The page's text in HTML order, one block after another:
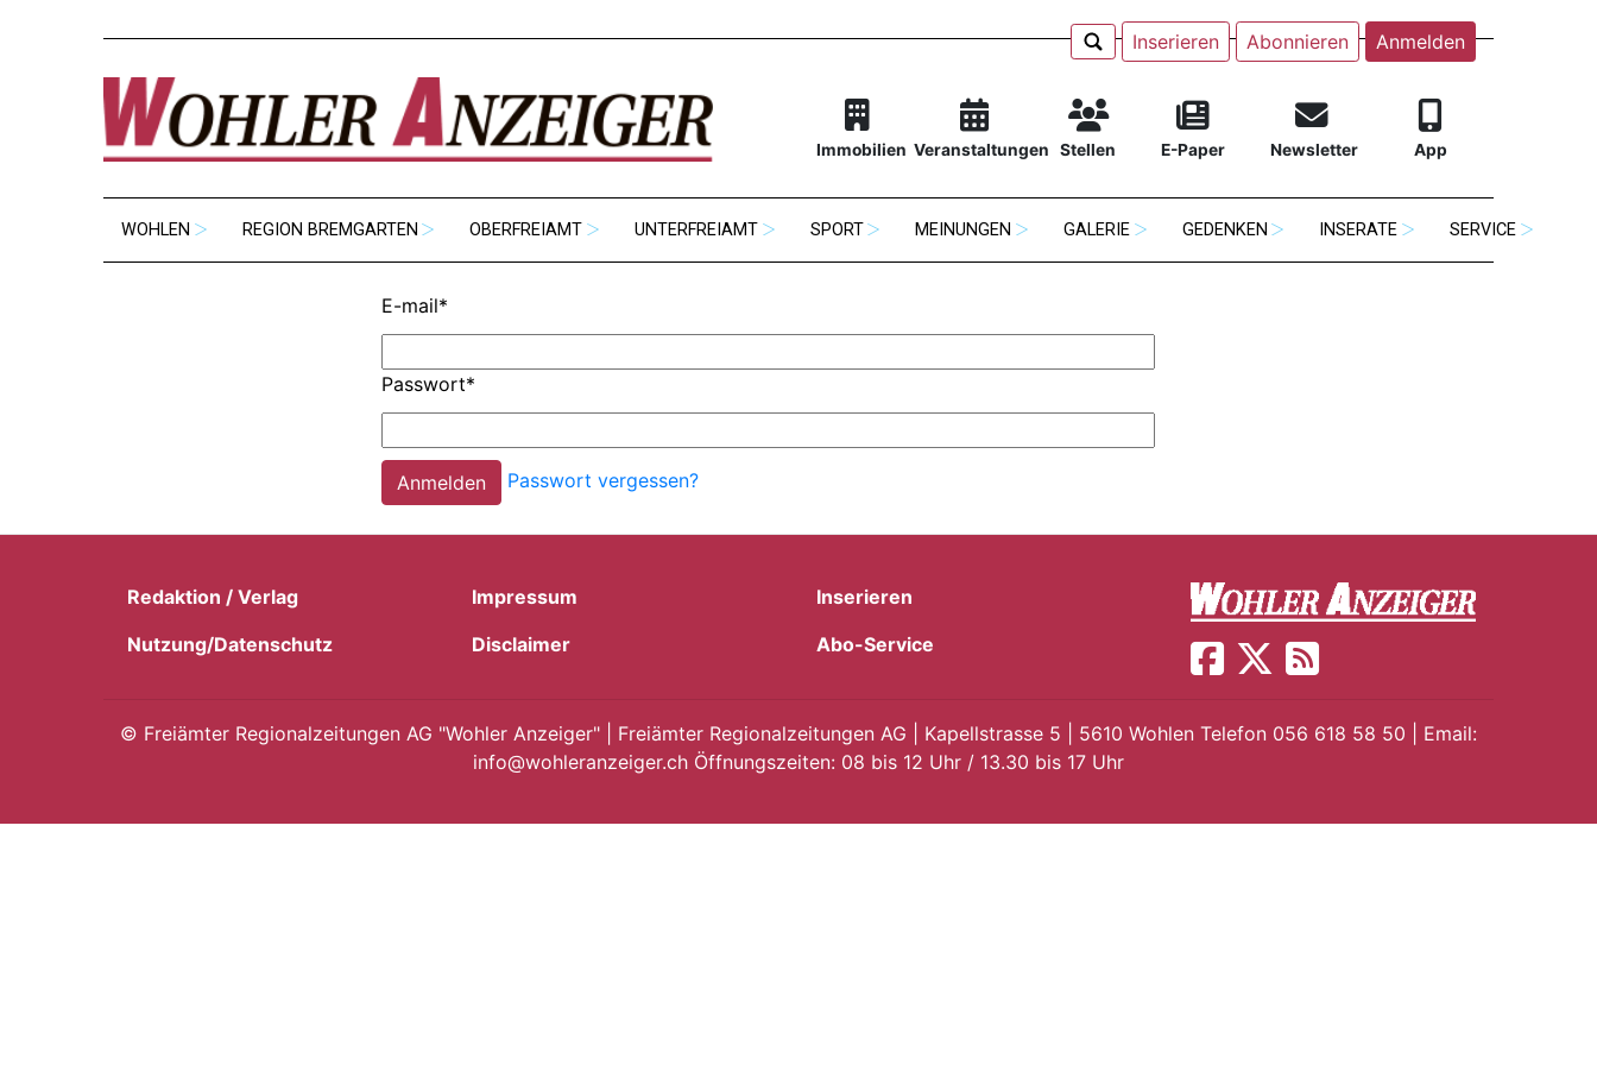
Inserieren Abonnieren Anmelden
Immobilien Veranstaltungen Stellen E-Paper Newsletter App
WOHLEN REGION BREMGARTEN OBERFREIAMT UNTERFREIAMT SPORT MEINUNGEN GALERIE GEDENKEN INSERATE SERVICE
E-mail*
Passwort*
Passwort vergessen?
Redaktion / Verlag Impressum
Inserieren
Nutzung/Datenschutz
Disclaimer Abo-Service
© Freiämter Regionalzeitungen AG "Wohler Anzeiger" | Freiämter Regionalzeitungen AG | Kapellstrasse 5 | 5610 Wohlen Telefon 056 618 58 50 | Email:
info@wohleranzeiger.ch Öffnungszeiten: 08 bis 12 Uhr / 13.30 bis 17 Uhr